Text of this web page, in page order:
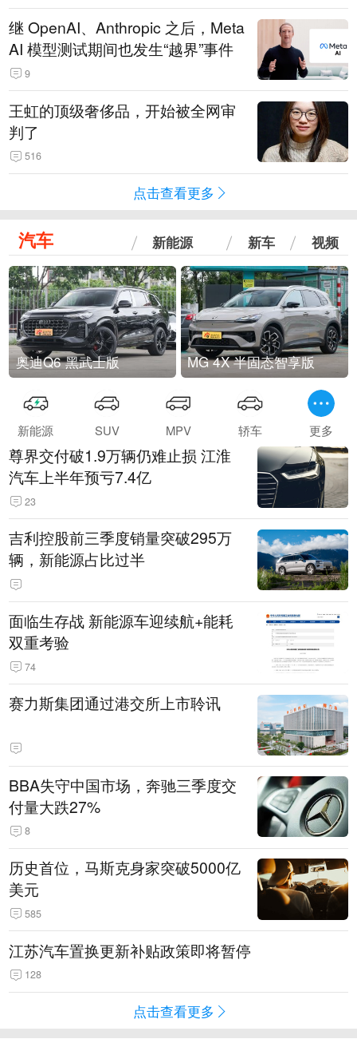
继 OpenAI、Anthropic 之后，Meta
AI 模型测试期间也发生“越界”事件
9
王虹的顶级奢侈品，开始被全网审
判了
516
点击查看更多
汽车 新能源 新车 视频
奥迪Q6 黑武士版 MG 4X 半固态智享版
新能源 SUV MPV 轿车 更多
尊界交付破1.9万辆仍难止损 江淮
汽车上半年预亏7.4亿
23
吉利控股前三季度销量突破295万
辆，新能源占比过半
面临生存战 新能源车迎续航+能耗
双重考验
74
赛力斯集团通过港交所上市聆讯
BBA失守中国市场，奔驰三季度交
付量大跌27%
8
历史首位，马斯克身家突破5000亿
美元
585
江苏汽车置换更新补贴政策即将暂停
128
点击查看更多